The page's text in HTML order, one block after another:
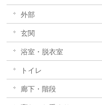
外部
玄関
浴室・脱衣室
トイレ
廊下・階段